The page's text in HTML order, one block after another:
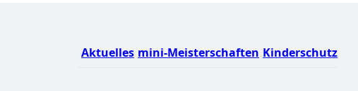
Aktuelles mini-Meisterschaften Kinderschutz